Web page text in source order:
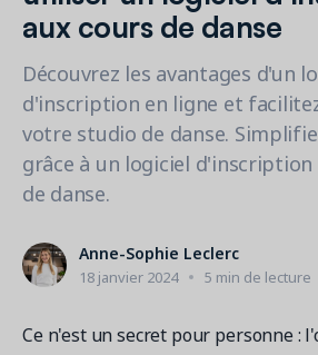
Outils de suivi et d’analyse
FONCTIONNALITÉS
Inscription en ligne
Gestion multi-sites
Gestion du personnel
Loisirs municipaux
Natation
Centres sportifs
YMCA
Voir toutes les industries
Découvrez nos clients
Tendances et nouveautés
Ressources et webinaires
Guides numériques et webinaires
Amilia University
Une plateforme d’apprentissage
RESSOURCES SUPPLÉMENTAIRES
Amilia University (Connexion)
Centre d'aide
1 877-343-0004
Connexion
aux cours de danse
Découvrez les avantages d'un
d'inscription en ligne et
votre studio de danse.
grâce à un logiciel
de danse.
Anne-Sophie Leclerc
18 janvier 2024 5 min de lecture
Ce n'est un secret pour personne :